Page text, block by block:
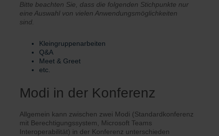
Bitte beachten Sie, dass die folgenden Stichpunkte nur
eine Auswahl von vielen Anwendungsmöglichkeiten
sind.
Kleingruppenarbeiten
Q&A
Meet & Greet
etc.
Modi in der Konferenz
Allgemein kann zwischen zwei Modi (Standardkonferenz
mit Berechtigungssystem, Microsoft Teams
Interoperabilität) in der Konferenz unterschieden